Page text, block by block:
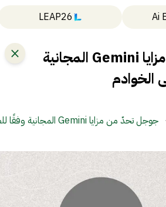
Ai
LEAP26
جوجل تحدّ من مزايا Gemini المجانية
الخوادم
جوجل تحدّ من مزايا Gemini المجانية وفقًا للضغط على الخوادم